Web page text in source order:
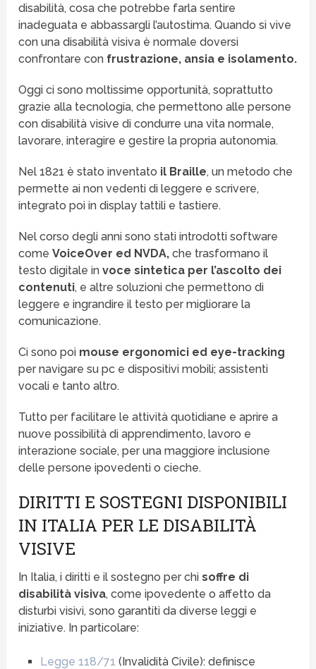
disabilità, cosa che potrebbe farla sentire
inadeguata e abbassargli l’autostima. Quando si vive
con una disabilità visiva è normale doversi
confrontare con frustrazione, ansia e isolamento.
Oggi ci sono moltissime opportunità, soprattutto
grazie alla tecnologia, che permettono alle persone
con disabilità visive di condurre una vita normale,
lavorare, interagire e gestire la propria autonomia.
Nel 1821 è stato inventato il Braille, un metodo che
permette ai non vedenti di leggere e scrivere,
integrato poi in display tattili e tastiere.
Nel corso degli anni sono stati introdotti software
comeVoiceOver ed NVDA, che trasformano il
testo digitale invoce sintetica per l’ascolto dei
contenuti, e altre soluzioni che permettono di
leggere e ingrandire il testo per migliorare la
comunicazione.
Ci sono poi mouse ergonomici ed eye-tracking
per navigare su pc e dispositivi mobili; assistenti
vocali e tanto altro.
Tutto per facilitare le attività quotidiane e aprire a
nuove possibilità di apprendimento, lavoro e
interazione sociale, per una maggiore inclusione
delle persone ipovedenti o cieche.
DIRITTI E SOSTEGNI DISPONIBILI
IN ITALIA PER LE DISABILITÀ
VISIVE
In Italia, i diritti e il sostegno per chisoffre di
disabilità visiva, come ipovedente o affetto da
disturbi visivi, sono garantiti da diverse leggi e
iniziative. In particolare:
Legge 118/71 (Invalidità Civile): definisce